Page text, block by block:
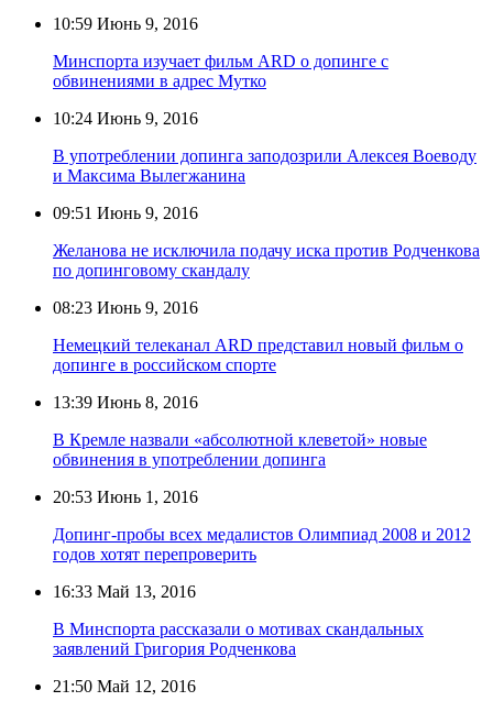
10:59 Июнь 9, 2016
Минспорта изучает фильм ARD о допинге с
обвинениями в адрес Мутко
10:24 Июнь 9, 2016
В употреблении допинга заподозрили Алексея Воеводу
и Максима Вылегжанина
09:51 Июнь 9, 2016
Желанова не исключила подачу иска против Родченкова
по допинговому скандалу
08:23 Июнь 9, 2016
Немецкий телеканал ARD представил новый фильм о
допинге в российском спорте
13:39 Июнь 8, 2016
В Кремле назвали «абсолютной клеветой» новые
обвинения в употреблении допинга
20:53 Июнь 1, 2016
Допинг-пробы всех медалистов Олимпиад 2008 и 2012
годов хотят перепроверить
16:33 Май 13, 2016
В Минспорта рассказали о мотивах скандальных
заявлений Григория Родченкова
21:50 Май 12, 2016